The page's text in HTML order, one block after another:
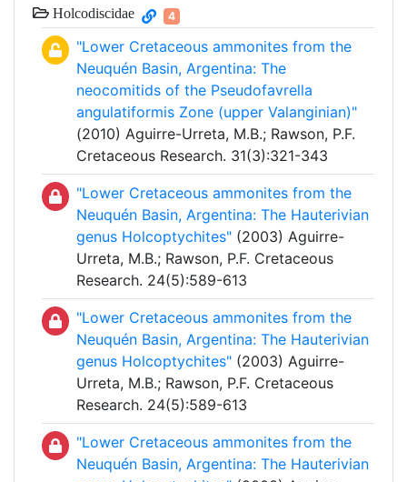
Holcodiscidae 4
"Lower Cretaceous ammonites from the
Neuquén Basin, Argentina: The
neocomitids of the Pseudofavrella
angulatiformis Zone (upper Valanginian)"
(2010) Aguirre-Urreta, M.B.; Rawson, P.F.
Cretaceous Research. 31(3):321-343
"Lower Cretaceous ammonites from the
Neuquén Basin, Argentina: The Hauterivian
genus Holcoptychites" (2003) Aguirre-
Urreta, M.B.; Rawson, P.F. Cretaceous
Research. 24(5):589-613
"Lower Cretaceous ammonites from the
Neuquén Basin, Argentina: The Hauterivian
genus Holcoptychites" (2003) Aguirre-
Urreta, M.B.; Rawson, P.F. Cretaceous
Research. 24(5):589-613
"Lower Cretaceous ammonites from the
Neuquén Basin, Argentina: The Hauterivian